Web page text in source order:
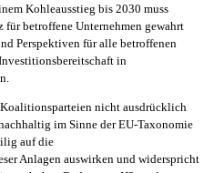
Kohleausstieg bis 2030 muss
für betroffene Unternehmen gewahrt
Perspektiven für alle betroffenen
in
nicht ausdrücklich
im Sinne der EU-Taxonomie
auf die
Anlagen auswirken und widerspricht